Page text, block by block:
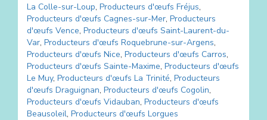
La Colle-sur-Loup, Producteurs d'œufs Fréjus,
Producteurs d'œufs Cagnes-sur-Mer, Producteurs
d'œufs Vence, Producteurs d'œufs Saint-Laurent-du-
Var, Producteurs d'œufs Roquebrune-sur-Argens,
Producteurs d'œufs Nice, Producteurs d'œufs Carros,
Producteurs d'œufs Sainte-Maxime, Producteurs d'œufs
Le Muy, Producteurs d'œufs La Trinité, Producteurs
d'œufs Draguignan, Producteurs d'œufs Cogolin,
Producteurs d'œufs Vidauban, Producteurs d'œufs
Beausoleil, Producteurs d'œufs Lorgues